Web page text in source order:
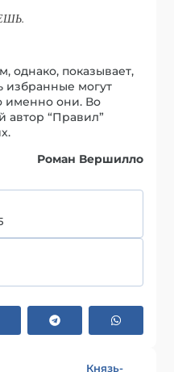
однако, показывает,
избранные могут
именно они. Во
автор “Правил”
Роман Вершилло
Князь-